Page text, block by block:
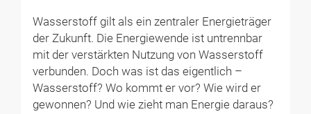
Wasserstoff gilt als ein zentraler Energieträger
der Zukunft. Die Energiewende ist untrennbar
mit der verstärkten Nutzung von Wasserstoff
verbunden. Doch was ist das eigentlich –
Wasserstoff? Wo kommt er vor? Wie wird er
gewonnen? Und wie zieht man Energie daraus?